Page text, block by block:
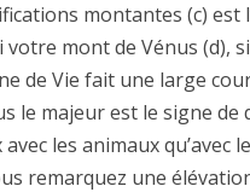
montantes (c) est
mont de Vénus (d),
de Vie fait une large
le majeur est le signe de
les animaux qu’avec
remarquez une